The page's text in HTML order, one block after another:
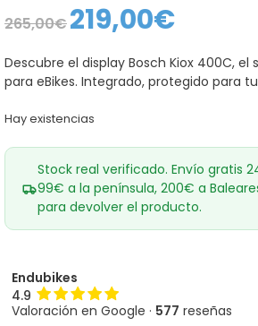
265,00€
El
precio
era:
265,00€.
219,00€El
precio
es:
219,00€.
Descubre el display Bosch Kiox 400C,
para eBikes. Integrado, protegido para tu
Hay existencias
Stock real verificado. Envío gratis
99€ a la península, 200€ a
para devolver el producto.
Endubikes
4.9
Valoración en Google · 577 reseñas